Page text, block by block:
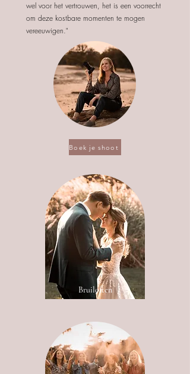
wel voor het vertrouwen, het is een voorrecht
om deze kostbare momenten te mogen
vereeuwigen."
Boek je shoot
Bruiloften